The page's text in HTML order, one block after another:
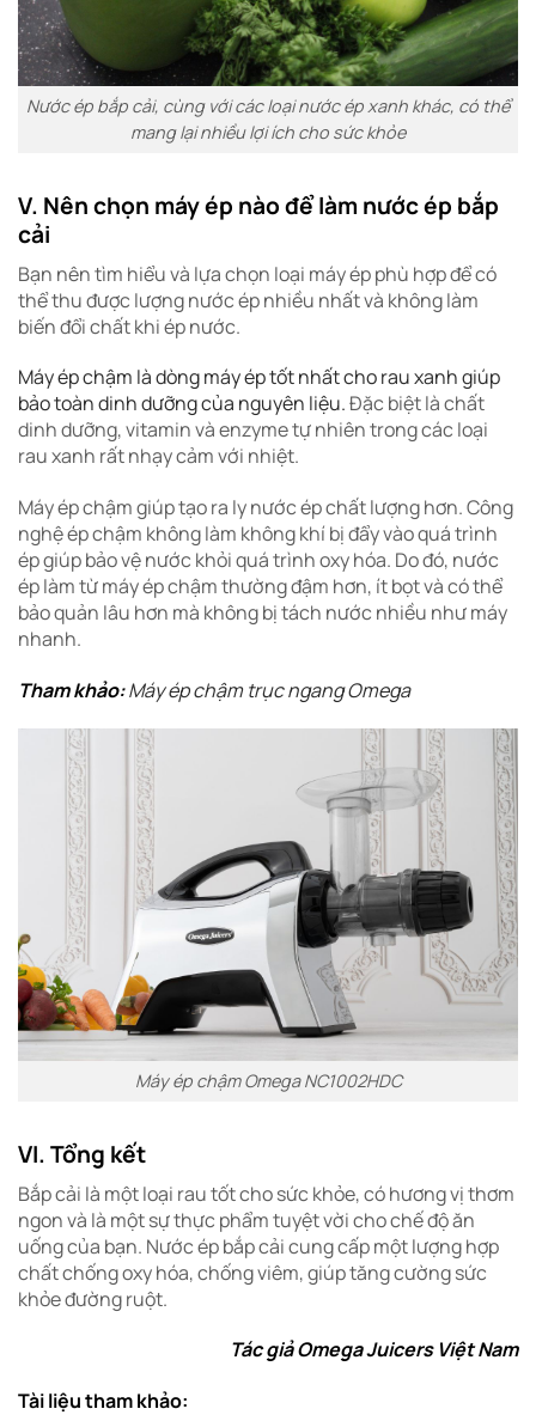
Nước ép bắp cải, cùng với các loại nước ép xanh khác, có thể
mang lại nhiều lợi ích cho sức khỏe
V. Nên chọn máy ép nào để làm nước ép bắp
cải
Bạn nên tìm hiểu và lựa chọn loại máy ép phù hợp để có
thể thu được lượng nước ép nhiều nhất và không làm
biến đổi chất khi ép nước.
Máy ép chậm là dòng máy ép tốt nhất cho rau xanh giúp
bảo toàn dinh dưỡng của nguyên liệu.Đặc biệt là chất
dinh dưỡng, vitamin và enzyme tự nhiên trong các loại
rau xanh rất nhạy cảm với nhiệt.
Máy ép chậm giúp tạo ra ly nước ép chất lượng hơn. Công
nghệ ép chậm không làm không khí bị đẩy vào quá trình
ép giúp bảo vệ nước khỏi quá trình oxy hóa. Do đó, nước
ép làm từ máy ép chậm thường đậm hơn, ít bọt và có thể
bảo quản lâu hơn mà không bị tách nước nhiều như máy
nhanh.
Tham khảo:Máy ép chậm trục ngang Omega
Máy ép chậm Omega NC1002HDC
VI. Tổng kết
Bắp cải là một loại rau tốt cho sức khỏe, có hương vị thơm
ngon và là một sự thực phẩm tuyệt vời cho chế độ ăn
uống của bạn. Nước ép bắp cải cung cấp một lượng hợp
chất chống oxy hóa, chống viêm, giúp tăng cường sức
khỏe đường ruột.
Tác giả Omega Juicers Việt Nam
Tài liệu tham khảo: